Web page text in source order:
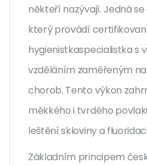
někteří nazývají. Jedná
který provádí
hygienistkaspecialistka s
vzděláním zaměřeným
chorob. Tento výkon
měkkého i tvrdého
leštění skloviny a
Základním principem